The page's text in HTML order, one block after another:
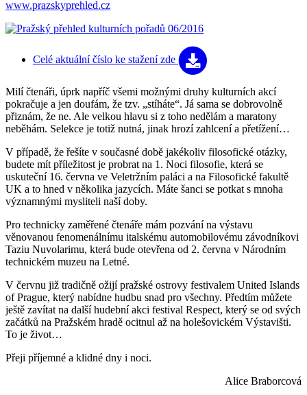
www.prazskyprehled.cz
Celé aktuální číslo ke stažení zde
Milí čtenáři, úprk napříč všemi možnými druhy kulturních akcí
pokračuje a jen doufám, že tzv. „stíháte“. Já sama se dobrovolně
přiznám, že ne. Ale velkou hlavu si z toho nedělám a maratony
neběhám. Selekce je totiž nutná, jinak hrozí zahlcení a přetížení…
V případě, že řešíte v současné době jakékoliv filosofické otázky,
budete mít příležitost je probrat na 1. Noci filosofie, která se
uskuteční 16. června ve Veletržním paláci a na Filosofické fakultě
UK a to hned v několika jazycích. Máte šanci se potkat s mnoha
významnými mysliteli naší doby.
Pro technicky zaměřené čtenáře mám pozvání na výstavu
věnovanou fenomenálnímu italskému automobilovému závodníkovi
Taziu Nuvolarimu, která bude otevřena od 2. června v Národním
technickém muzeu na Letné.
V červnu již tradičně ožijí pražské ostrovy festivalem United Islands
of Prague, který nabídne hudbu snad pro všechny. Předtím můžete
ještě zavítat na další hudební akci festival Respect, který se od svých
začátků na Pražském hradě ocitnul až na holešovickém Výstavišti.
To je život…
Přeji příjemné a klidné dny i noci.
Alice Braborcová